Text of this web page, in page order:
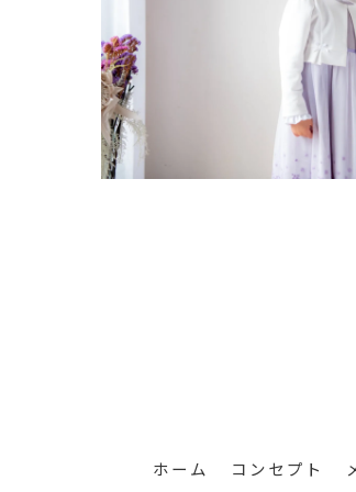
ホーム コンセプト